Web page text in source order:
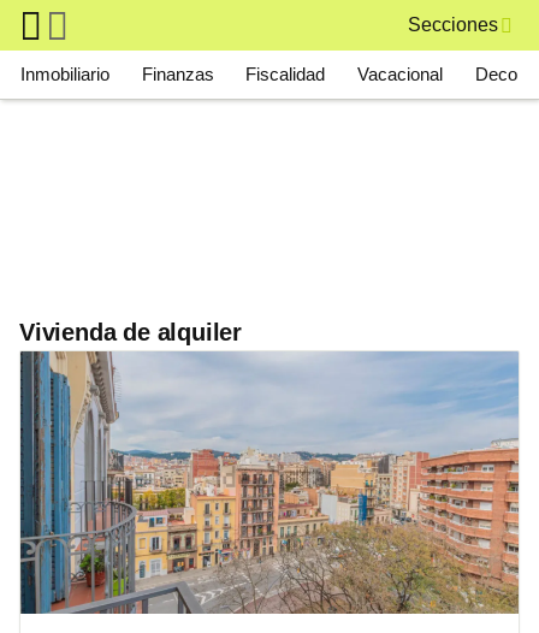
Skip to main content
Secciones
Main navigation
Inmobiliario Finanzas Fiscalidad Vacacional Deco
Vivienda de alquiler